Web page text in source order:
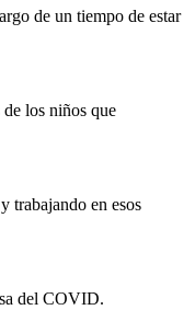
de un tiempo de estar
de los niños que
trabajando en esos
del COVID.